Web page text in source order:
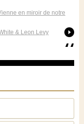
en miroir de notre
& Leon Levy